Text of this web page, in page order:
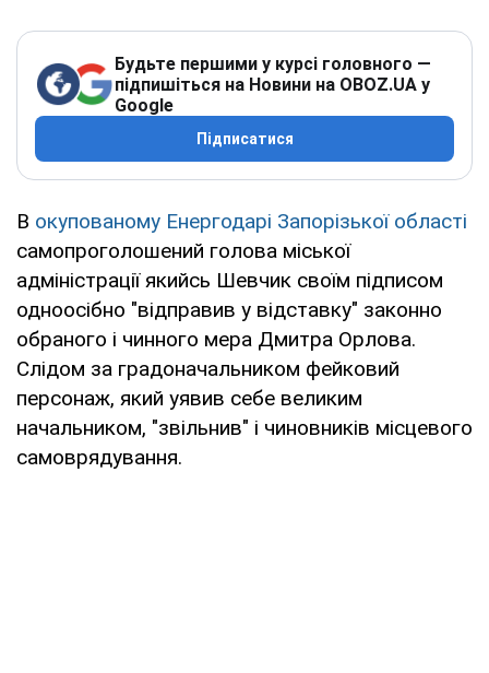
Будьте першими у курсі головного —
підпишіться на Новини на OBOZ.UA у
Google
Підписатися
В окупованому Енергодарі Запорізької області
самопроголошений голова міської
адміністрації якийсь Шевчик своїм підписом
одноосібно "відправив у відставку" законно
обраного і чинного мера Дмитра Орлова.
Слідом за градоначальником фейковий
персонаж, який уявив себе великим
начальником, "звільнив" і чиновників місцевого
самоврядування.